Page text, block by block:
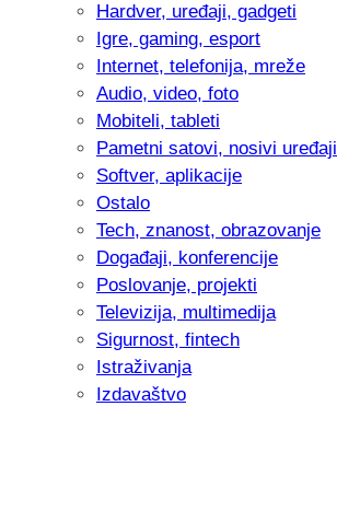
Hardver, uređaji, gadgeti
Igre, gaming, esport
Internet, telefonija, mreže
Audio, video, foto
Mobiteli, tableti
Pametni satovi, nosivi uređaji
Softver, aplikacije
Ostalo
Tech, znanost, obrazovanje
Događaji, konferencije
Poslovanje, projekti
Televizija, multimedija
Sigurnost, fintech
Istraživanja
Izdavaštvo